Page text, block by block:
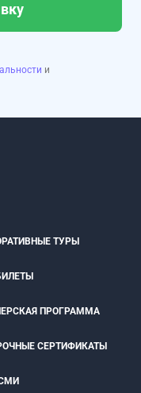
и
ТУРЫ
ПРОГРАММА
СЕРТИФИКАТЫ